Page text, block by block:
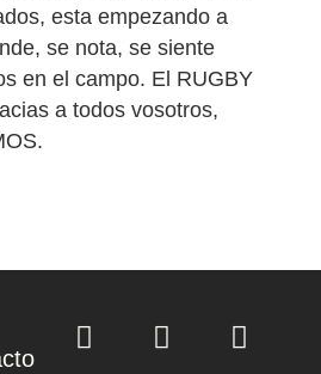
esta empezando a
se nota, se siente
en el campo. El RUGBY
a todos vosotros,